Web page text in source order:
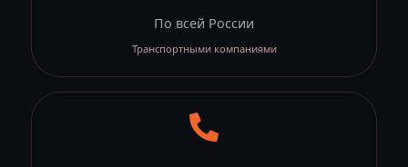
По всей России
Транспортными компаниями